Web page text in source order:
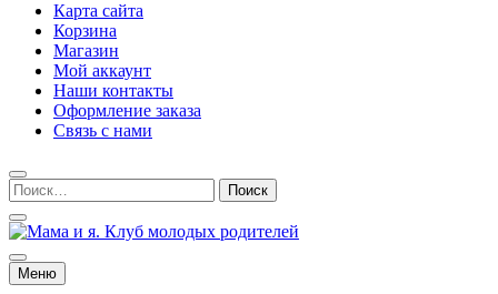
Карта сайта
Корзина
Магазин
Мой аккаунт
Наши контакты
Оформление заказа
Связь с нами
Мама и я. Клуб молодых родителей
Меню